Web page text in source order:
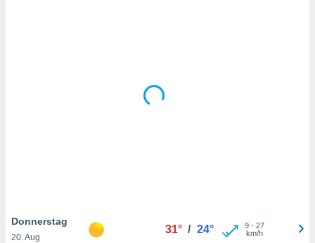
Donnerstag
20. Aug
31° / 24° 9- 27
km/h